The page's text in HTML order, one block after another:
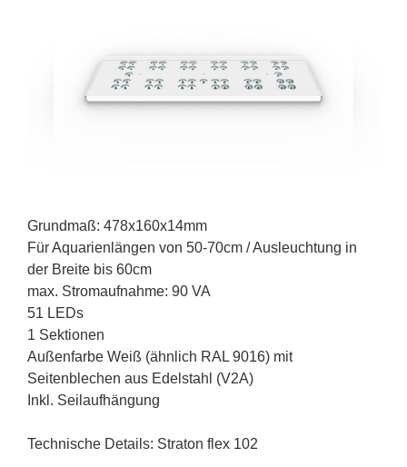
Grundmaß: 478x160x14mm
Für Aquarienlängen von 50-70cm / Ausleuchtung in
der Breite bis 60cm
max. Stromaufnahme: 90 VA
51 LEDs
1 Sektionen
Außenfarbe Weiß (ähnlich RAL 9016) mit
Seitenblechen aus Edelstahl (V2A)
Inkl. Seilaufhängung
Technische Details: Straton flex 102